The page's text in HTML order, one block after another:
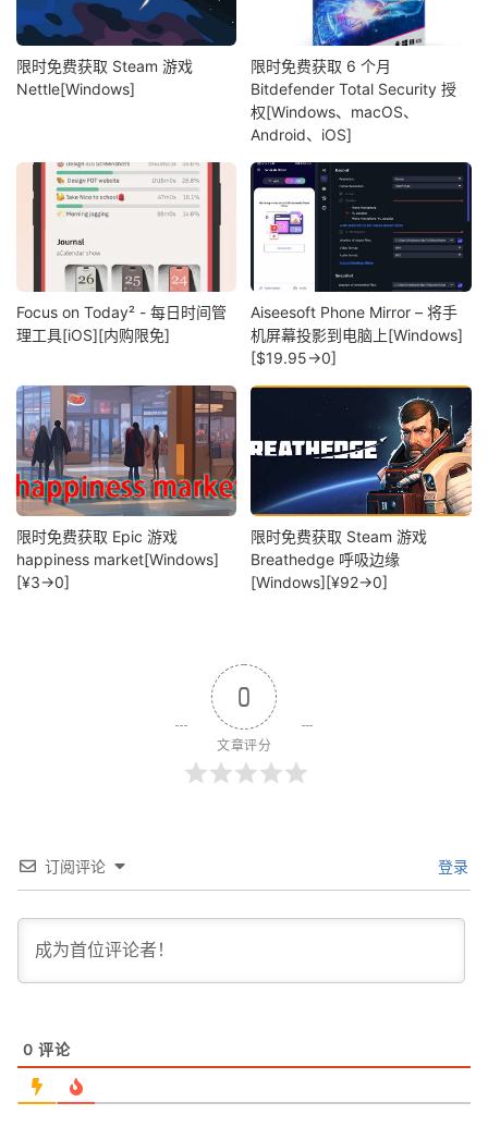
限时免费获取 Steam 游戏
Nettle[Windows]
限时免费获取 6 个月
Bitdefender Total Security 授
权[Windows、macOS、
Android、iOS]
Focus on Today² - 每日时间管
理工具[iOS][内购限免]
Aiseesoft Phone Mirror – 将手
机屏幕投影到电脑上[Windows]
[$19.95→0]
限时免费获取 Epic 游戏
happiness market[Windows]
[¥3→0]
限时免费获取 Steam 游戏
Breathedge 呼吸边缘
[Windows][¥92→0]
0
文章评分
订阅评论 登录
0 评论